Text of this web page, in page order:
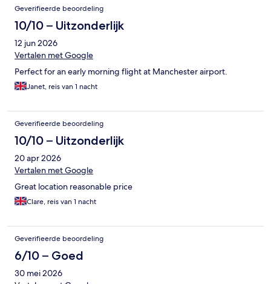
Geverifieerde beoordeling
10/10 – Uitzonderlijk
12 jun 2026
Vertalen met Google
Perfect for an early morning flight at Manchester airport.
Janet, reis van 1 nacht
Geverifieerde beoordeling
10/10 – Uitzonderlijk
20 apr 2026
Vertalen met Google
Great location reasonable price
Clare, reis van 1 nacht
Geverifieerde beoordeling
6/10 – Goed
30 mei 2026